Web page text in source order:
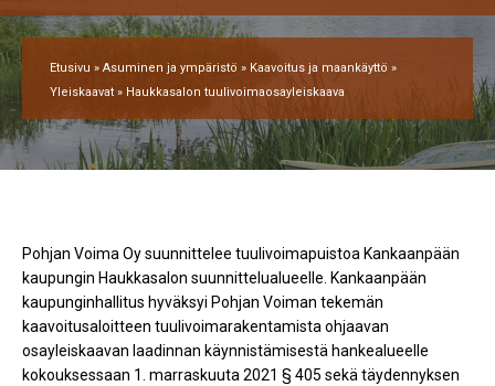
Etusivu » Asuminen ja ympäristö » Kaavoitus ja maankäyttö »
Yleiskaavat » Haukkasalon tuulivoimaosayleiskaava
Pohjan Voima Oy suunnittelee tuulivoimapuistoa Kankaanpään
kaupungin Haukkasalon suunnittelualueelle. Kankaanpään
kaupunginhallitus hyväksyi Pohjan Voiman tekemän
kaavoitusaloitteen tuulivoimarakentamista ohjaavan
osayleiskaavan laadinnan käynnistämisestä hankealueelle
kokouksessaan 1. marraskuuta 2021 § 405 sekä täydennyksen